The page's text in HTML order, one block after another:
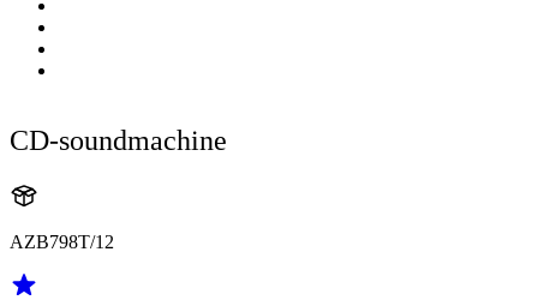
CD-soundmachine
AZB798T/12